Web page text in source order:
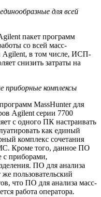
для всей
пакет программ
со всей масс-
Agilent, в том числе, ИСП-
снизить затраты на
комплексы
MassHunter для
Agilent серии 7700
с одного ПК настраивать
как единый
комплекс сочетания
Кроме того, данное ПО
с приборами,
ПО для анализа
пользовательский
что ПО для анализа масс-
работа оператора.